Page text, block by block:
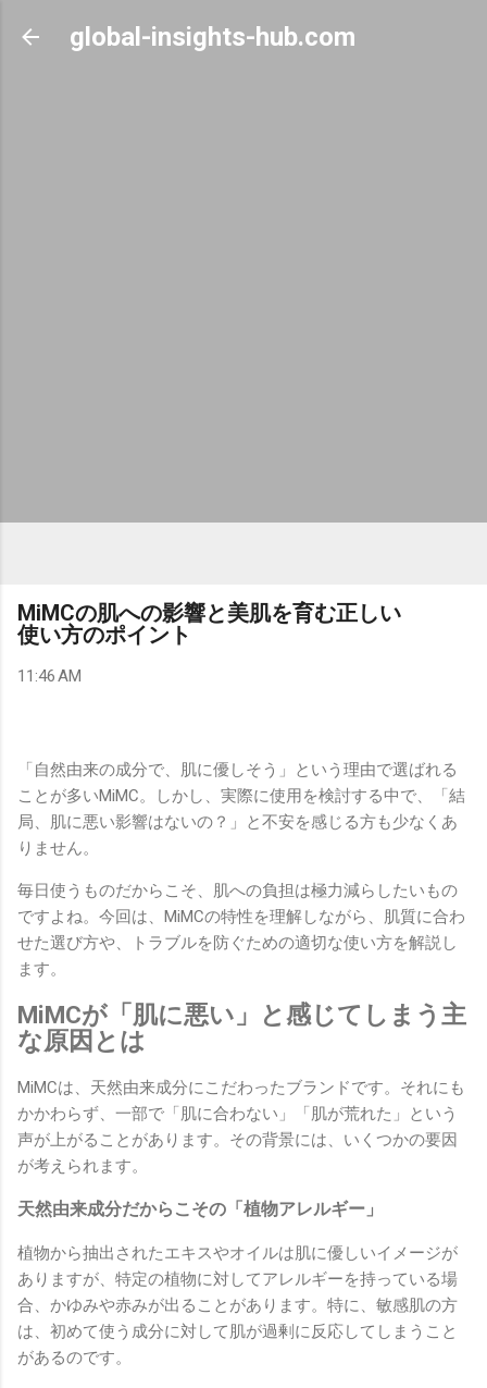
Skip to main content
global-insights-hub.com
MiMCの肌への影響と美肌を育む正しい
使い方のポイント
11:46 AM
「自然由来の成分で、肌に優しそう」という理由で選ばれる
ことが多いMiMC。しかし、実際に使用を検討する中で、「結
局、肌に悪い影響はないの？」と不安を感じる方も少なくあ
りません。
毎日使うものだからこそ、肌への負担は極力減らしたいもの
ですよね。今回は、MiMCの特性を理解しながら、肌質に合わ
せた選び方や、トラブルを防ぐための適切な使い方を解説し
ます。
MiMCが「肌に悪い」と感じてしまう主
な原因とは
MiMCは、天然由来成分にこだわったブランドです。それにも
かかわらず、一部で「肌に合わない」「肌が荒れた」という
声が上がることがあります。その背景には、いくつかの要因
が考えられます。
天然由来成分だからこその「植物アレルギー」
植物から抽出されたエキスやオイルは肌に優しいイメージが
ありますが、特定の植物に対してアレルギーを持っている場
合、かゆみや赤みが出ることがあります。特に、敏感肌の方
は、初めて使う成分に対して肌が過剰に反応してしまうこと
があるのです。